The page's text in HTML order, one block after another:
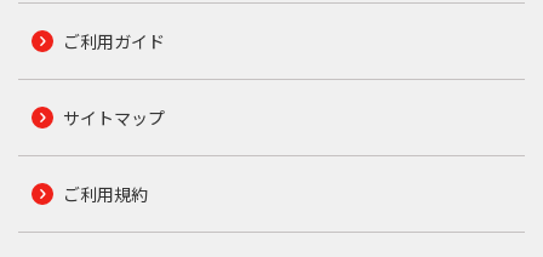
ご利用ガイド
サイトマップ
ご利用規約